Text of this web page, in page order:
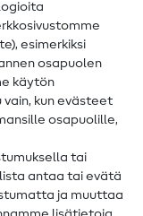
esimerkiksi
osapuolen
käytön
kun evästeet
osapuolille,
tai
antaa tai evätä
ja muuttaa